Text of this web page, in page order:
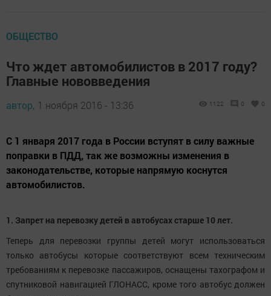
ОБЩЕСТВО
Что ждет автомобилистов в 2017 году?
Главные нововведения
автор, 1 ноября 2016 - 13:36 1122 0 0
С 1 января 2017 года в России вступят в силу важные
поправки в ПДД, так же возможны изменения в
законодательстве, которые напрямую коснутся
автомобилистов.
1. Запрет на перевозку детей в автобусах старше 10 лет.
Теперь для перевозки группы детей могут использоваться
только автобусы которые соответствуют всем техническим
требованиям к перевозке пассажиров, оснащены тахографом и
спутниковой навигацией ГЛОНАСС, кроме того автобус должен